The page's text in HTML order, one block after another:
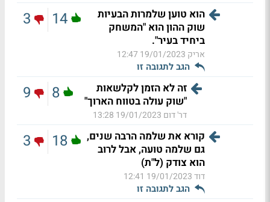
הוא טוען שלמרות הבעיות
שוק ההון הוא "המשחק
ביחיד בעיר".
אריק 19/01/2023 12:47
הגב לתגובה זו
14
3
זה לא הזמן לקלשאות
"שוק עולה בטווח הארוך"
דר' דום 19/01/2023 13:28
8
9
קורא את שלמה הרבה שנים,
גם שלמה טועה, אבל לרוב
הוא צודק (ל"ת)
דוד19/01/2023 12:41
הגב לתגובה זו
18
3